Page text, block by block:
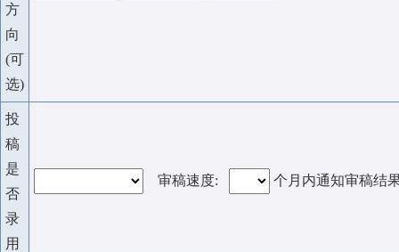
方
向
(可
选)
投
稿
是
否
录
用
审稿速度: 个月内通知审稿结